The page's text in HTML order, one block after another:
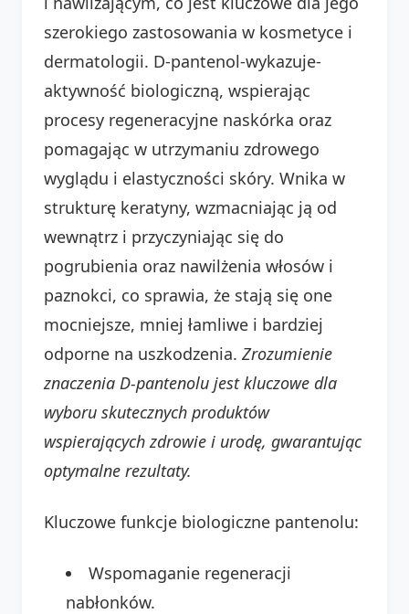
szerokiego zastosowania w kosmetyce i
dermatologii. D-pantenol-wykazuje-
aktywność biologiczną, wspierając
procesy regeneracyjne naskórka oraz
pomagając w utrzymaniu zdrowego
wyglądu i elastyczności skóry. Wnika w
strukturę keratyny, wzmacniając ją od
wewnątrz i przyczyniając się do
pogrubienia oraz nawilżenia włosów i
paznokci, co sprawia, że stają się one
mocniejsze, mniej łamliwe i bardziej
odporne na uszkodzenia. Zrozumienie
znaczenia D-pantenolu jest kluczowe dla
wyboru skutecznych produktów
wspierających zdrowie i urodę, gwarantując
optymalne rezultaty.
Kluczowe funkcje biologiczne pantenolu:
Wspomaganie regeneracji
nabłonków.